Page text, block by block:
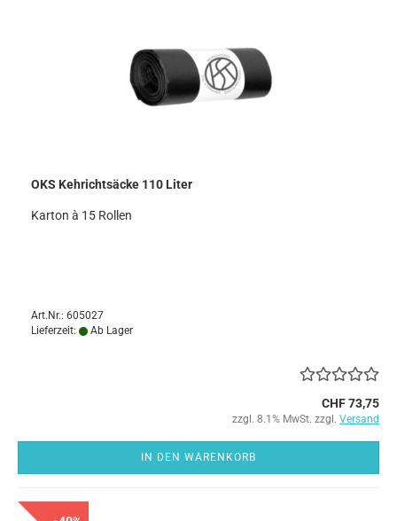
OKS Kehrichtsäcke 110 Liter
Karton à 15 Rollen
Art.Nr.: 605027
Lieferzeit:
Ab Lager
CHF 73,75
zzgl. 8.1% MwSt. zzgl. Versand
IN DEN WARENKORB